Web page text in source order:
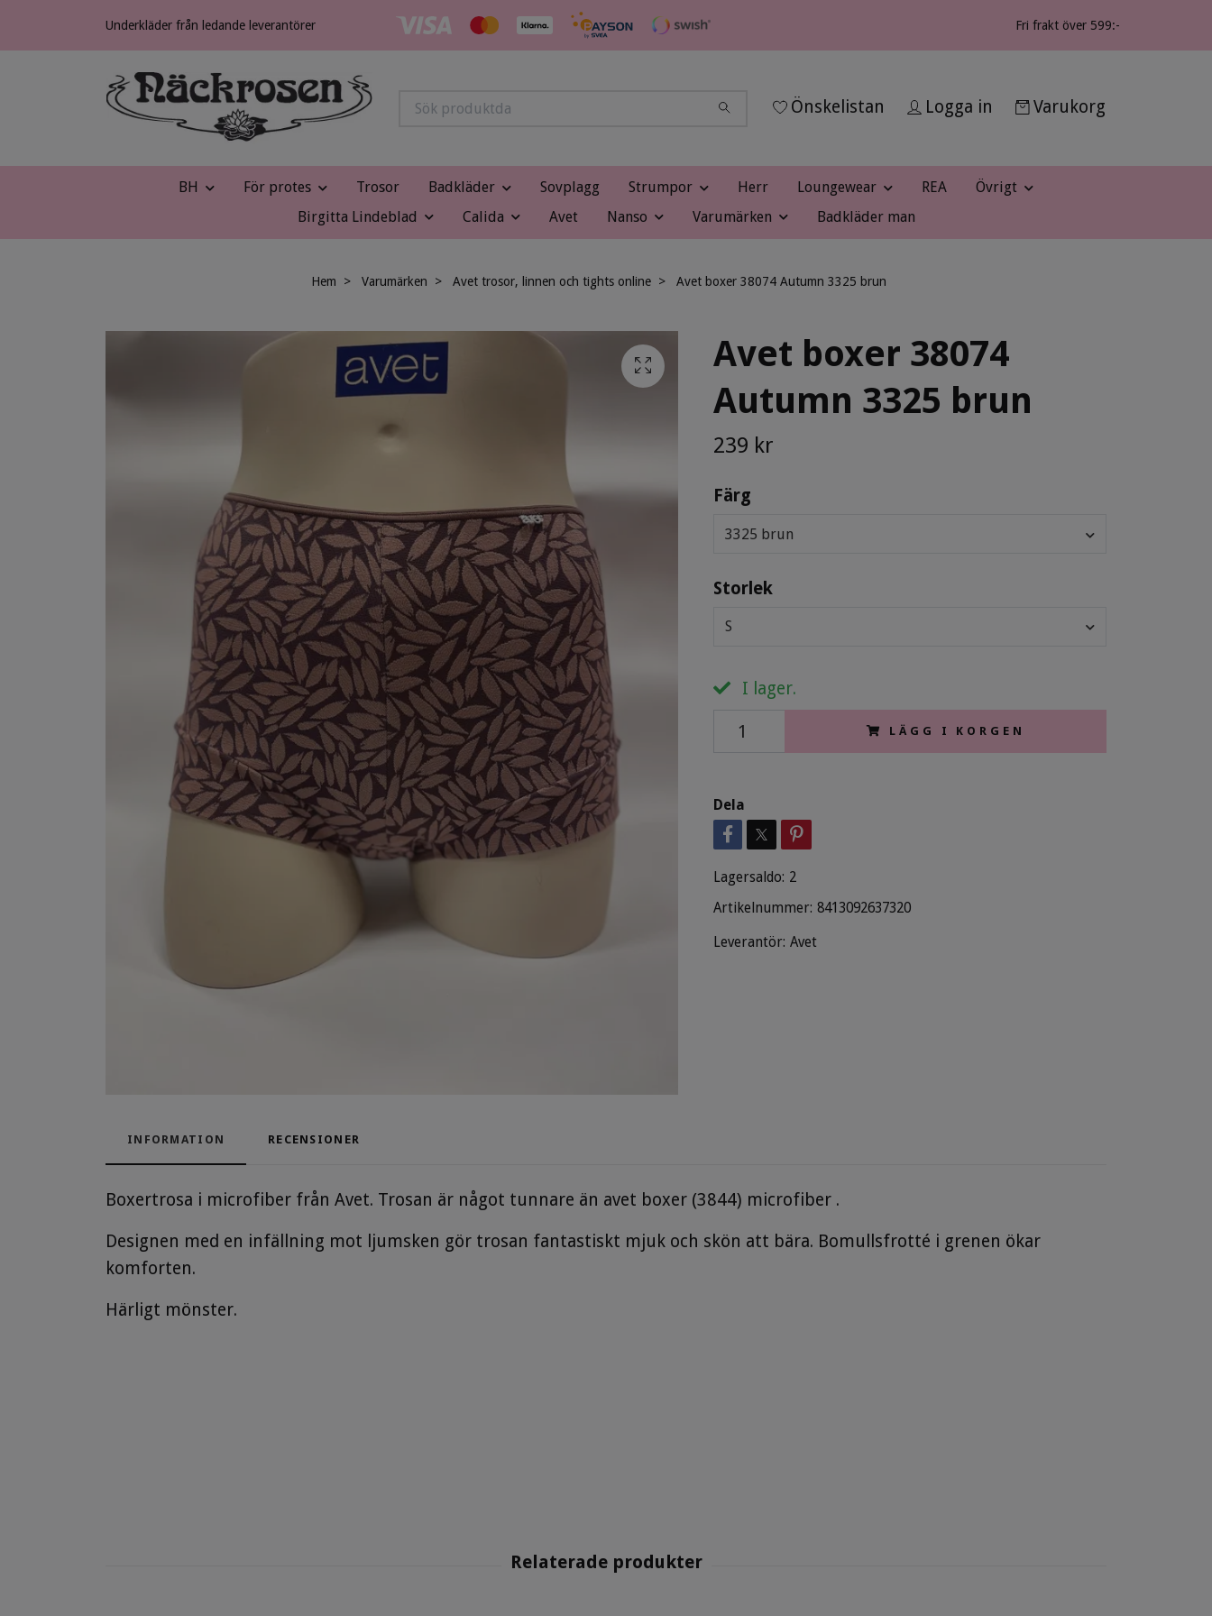
Underkläder från ledande leverantörer Fri frakt över 599:-
Önskelistan Logga in Varukorg
BH För protes Trosor Badkläder Sovplagg Strumpor Herr Loungewear REA
Övrigt
Birgitta Lindeblad
Calida Avet Nanso Varumärken Badkläder man
Hem Varumärken Avet trosor, linnen och tights online Avet boxer 38074 Autumn 3325 brun
Avet boxer 38074
Autumn 3325 brun
239 kr
Färg
3325 brun
Storlek
S
I lager.
LÄGG I KORGEN
Dela
Lagersaldo: 2
Artikelnummer: 8413092637320
Leverantör: Avet
INFORMATION RECENSIONER
Boxertrosa i microfiber från Avet. Trosan är något tunnare än avet boxer (3844) microfiber .
Designen med en infällning mot ljumsken gör trosan fantastiskt mjuk och skön att bära. Bomullsfrotté i grenen ökar
komforten.
Härligt mönster.